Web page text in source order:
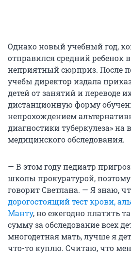
Однако новый учебный год,
отправился средний ребенок
неприятный сюрприз. После
учебы директор издала
детей от занятий и переводе
дистанционную форму
непрохождением
диагностики туберкулеза»
медицинского обследования.
— В этом году педиатр
школы прокуратурой, поэтому
говорит Светлана. — Я знаю,
дорогостоящий тест крови,
Манту, но ежегодно платить
сумму за обследование всех
многодетная мать, лучше я
что-то куплю. Считаю, что